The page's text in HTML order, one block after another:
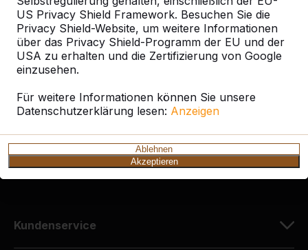
US Privacy Shield Framework. Besuchen Sie die
Privacy Shield-Website, um weitere Informationen
über das Privacy Shield-Programm der EU und der
USA zu erhalten und die Zertifizierung von Google
einzusehen.
Für weitere Informationen können Sie unsere
Datenschutzerklärung lesen: Anzeigen
Ablehnen
Akzeptieren
Kontakt
HeBlad Deutschland
Diekerstraße 97
42781 Haan
+49 212 934 77 25
info@HeBlad.de
Kundenservice